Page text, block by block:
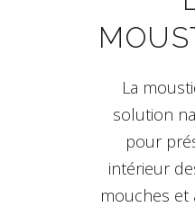
La
solution
pour
intérieur
mouches et